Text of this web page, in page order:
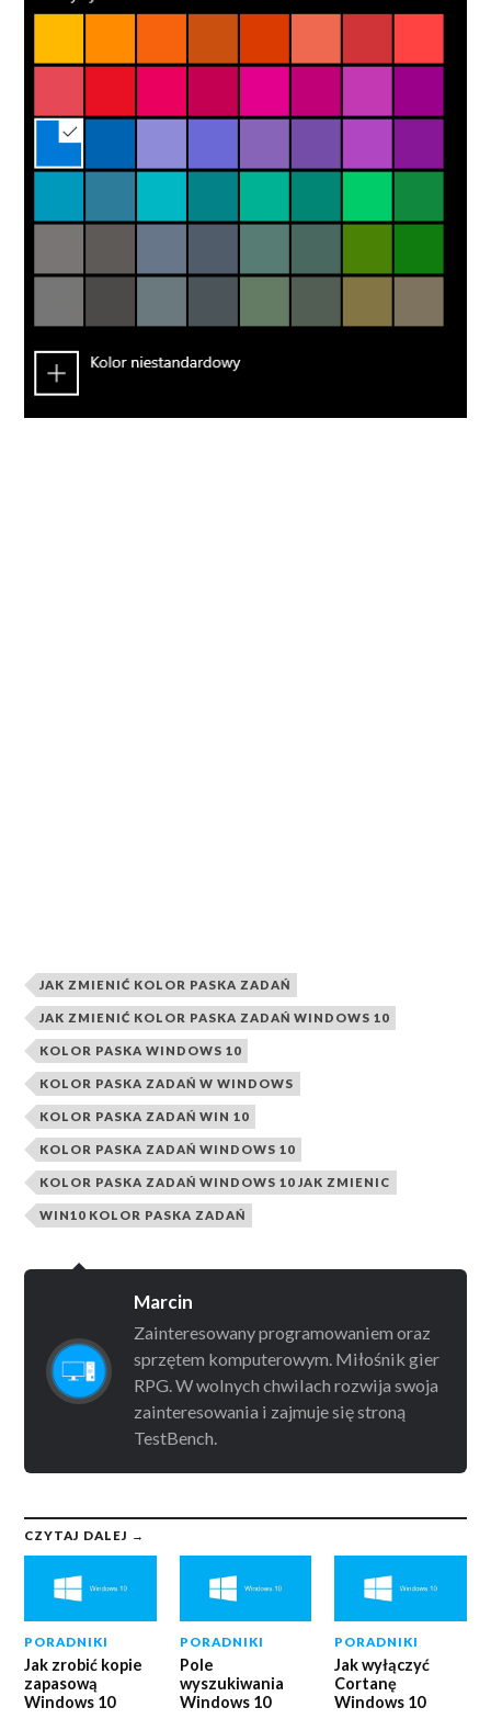
JAK ZMIENIĆ KOLOR PASKA ZADAŃ
JAK ZMIENIĆ KOLOR PASKA ZADAŃ WINDOWS 10
KOLOR PASKA WINDOWS 10
KOLOR PASKA ZADAŃ W WINDOWS
KOLOR PASKA ZADAŃ WIN 10
KOLOR PASKA ZADAŃ WINDOWS 10
KOLOR PASKA ZADAŃ WINDOWS 10 JAK ZMIENIC
WIN10 KOLOR PASKA ZADAŃ
Marcin
Zainteresowany programowaniem oraz
sprzętem komputerowym. Miłośnik gier
RPG. W wolnych chwilach rozwija swoja
zainteresowania i zajmuje się stroną
TestBench.
CZYTAJ DALEJ →
PORADNIKI
Jak zrobić kopie
zapasową
Windows 10
PORADNIKI
Pole
wyszukiwania
Windows 10
PORADNIKI
Jak wyłączyć
Cortanę
Windows 10